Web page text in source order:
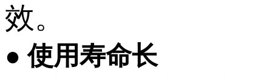
效。
● 使用寿命长